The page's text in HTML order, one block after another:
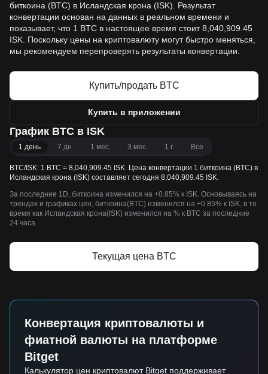
биткоина (BTC) в Исландская крона (ISK). Результат
конвертации основан на данных в реальном времени и
показывает, что 1 BTC в настоящее время стоит 8,040,909.45
ISK. Поскольку цены на криптовалюту могут быстро меняться,
мы рекомендуем перепроверять результаты конвертации.
Купить/продать BTC
Купить в приложении
График BTC в ISK
1 день 7 дн. 1 мес. 3 мес. 1 г. Все
BTC/ISK: 1 BTC = 8,040,909.45 ISK. Цена конвертации 1 биткоина (BTC) в
Исландская крона (ISK) составляет сегодня 8,040,909.45 ISK.
За последние 1D, биткоина изменился на +0.85% к ISK. Основываясь на
трендах и графиках цен, биткоина(BTC) изменился на +0.85% к ISK, в то
время как Исландская крона(ISK) изменился на % к BTC за последние
24 часа.
Текущая цена BTC
Конвертация криптовалюты и
фиатной валюты на платформе
Bitget
Калькулятор цен криптовалют Bitget поддерживает